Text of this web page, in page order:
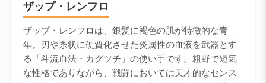
ザップ・レンフロ
ザップ・レンフロは、銀髪に褐色の肌が特徴的な青
年。刃や糸状に硬質化させた炎属性の血液を武器とす
る「斗流血法・カグツチ」の使い手です。粗野で短気
な性格でありながら、戦闘においては天才的なセンス